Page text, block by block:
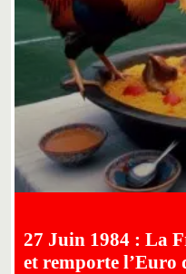
27 Juin 1984 : La
et remporte l’Euro